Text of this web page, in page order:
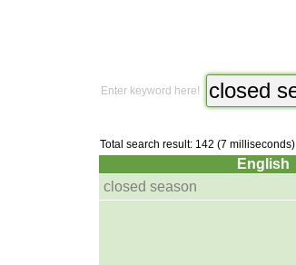
Enter keyword here!
Total search result: 142 (7 milliseconds)
English
closed season